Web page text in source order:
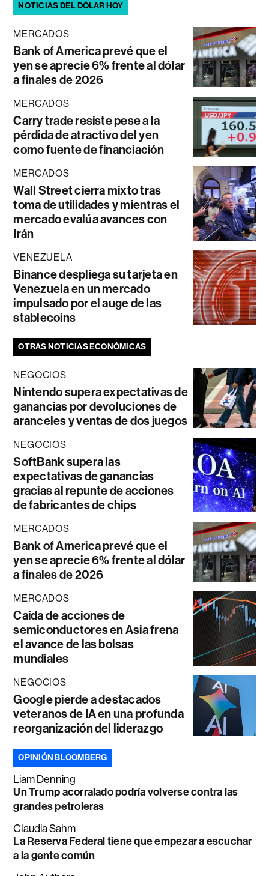
NOTICIAS DEL DÓLAR HOY
MERCADOS
Bank of America prevé que el
yen se aprecie 6% frente al dólar
a finales de 2026
MERCADOS
Carry trade resiste pese a la
pérdida de atractivo del yen
como fuente de financiación
MERCADOS
Wall Street cierra mixto tras
toma de utilidades y mientras el
mercado evalúa avances con
Irán
VENEZUELA
Binance despliega su tarjeta en
Venezuela en un mercado
impulsado por el auge de las
stablecoins
OTRAS NOTICIAS ECONÓMICAS
NEGOCIOS
Nintendo supera expectativas de
ganancias por devoluciones de
aranceles y ventas de dos juegos
NEGOCIOS
SoftBank supera las
expectativas de ganancias
gracias al repunte de acciones
de fabricantes de chips
MERCADOS
Bank of America prevé que el
yen se aprecie 6% frente al dólar
a finales de 2026
MERCADOS
Caída de acciones de
semiconductores en Asia frena
el avance de las bolsas
mundiales
NEGOCIOS
Google pierde a destacados
veteranos de IA en una profunda
reorganización del liderazgo
OPINIÓN BLOOMBERG
Liam Denning
Un Trump acorralado podría volverse contra las
grandes petroleras
Claudia Sahm
La Reserva Federal tiene que empezar a escuchar
a la gente común